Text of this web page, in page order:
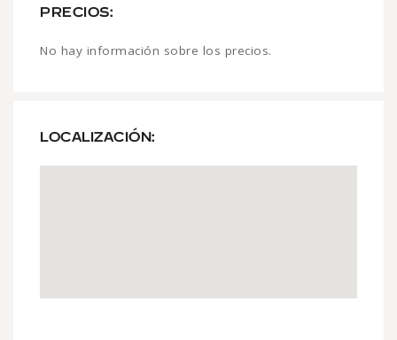
PRECIOS:
No hay información sobre los precios.
LOCALIZACIÓN: